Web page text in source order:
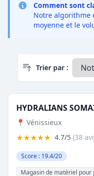
Comment sont
Notre algorithme
moyenne et le
Trier par :
HYDRALIANS
📍 Vénissieux
★★★★★ 4.7/5 (38
Score : 19.4/20
Magasin de matériel pour